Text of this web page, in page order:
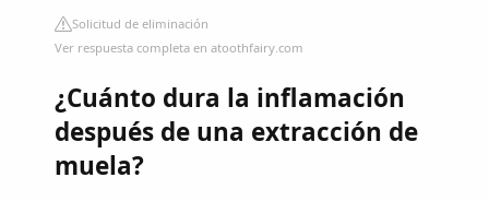
Solicitud de eliminación
Ver respuesta completa en atoothfairy.com
¿Cuánto dura la inflamación
después de una extracción de
muela?